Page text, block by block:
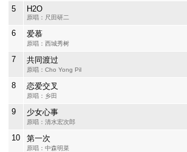
5 H2O
原唱：尺田研二
6 爱慕
原唱：西城秀树
7 共同渡过
原唱：Cho Yong Pil
8 恋爱交叉
原唱：乡田
9 少女心事
原唱：清水宏次郎
10 第一次
原唱：中森明菜